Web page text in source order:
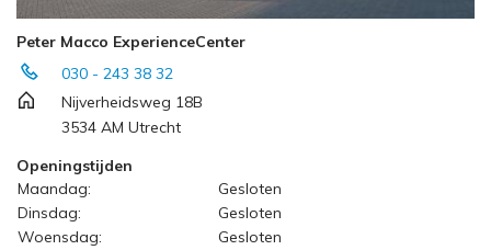
Peter Macco ExperienceCenter
030 - 243 38 32
Nijverheidsweg 18B
3534 AM Utrecht
Openingstijden
Maandag:
Gesloten
Dinsdag:
Gesloten
Woensdag:
Gesloten